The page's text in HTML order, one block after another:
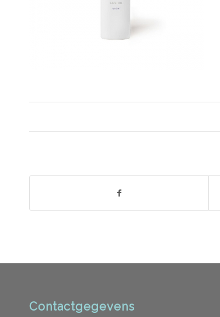
Contactgegevens